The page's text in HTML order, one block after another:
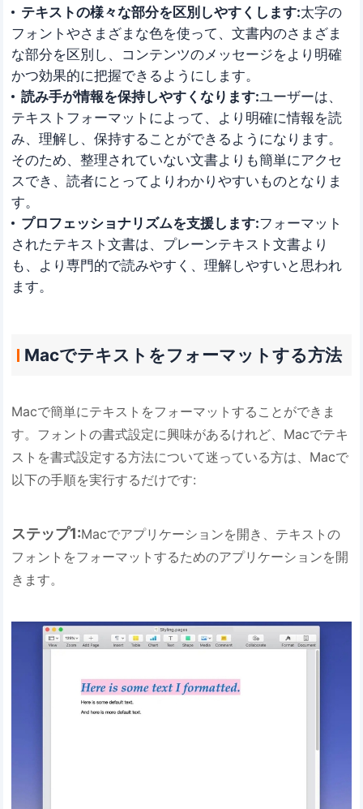
テキストの様々な部分を区別しやすくします:太字の
フォントやさまざまな色を使って、文書内のさまざま
な部分を区別し、コンテンツのメッセージをより明確
かつ効果的に把握できるようにします。
読み手が情報を保持しやすくなります:ユーザーは、
テキストフォーマットによって、より明確に情報を読
み、理解し、保持することができるようになります。
そのため、整理されていない文書よりも簡単にアクセ
スでき、読者にとってよりわかりやすいものとなりま
す。
プロフェッショナリズムを支援します:フォーマット
されたテキスト文書は、プレーンテキスト文書より
も、より専門的で読みやすく、理解しやすいと思われ
ます。
Macでテキストをフォーマットする方法
Macで簡単にテキストをフォーマットすることができま
す。フォントの書式設定に興味があるけれど、Macでテキ
ストを書式設定する方法について迷っている方は、Macで
以下の手順を実行するだけです:
ステップ1:Macでアプリケーションを開き、テキストの
フォントをフォーマットするためのアプリケーションを開
きます。